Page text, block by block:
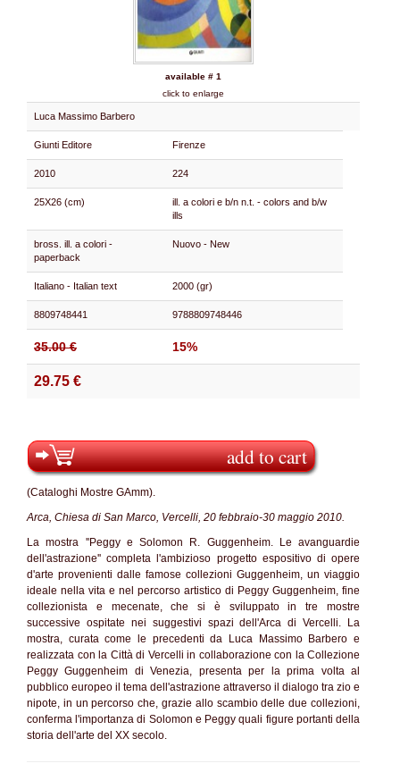
available # 1
click to enlarge
Luca Massimo Barbero
Giunti Editore Firenze
2010 224
25X26 (cm)
ill. a colori e b/n n.t. - colors and b/w
ills
bross. ill. a colori -
paperback
Nuovo - New
Italiano - Italian text 2000 (gr)
8809748441 9788809748446
35.00 € 15%
29.75 €
add to cart
(Cataloghi Mostre GAmm).
Arca, Chiesa di San Marco, Vercelli, 20 febbraio-30 maggio 2010.
La mostra ''Peggy e Solomon R. Guggenheim. Le avanguardie
dell'astrazione'' completa l'ambizioso progetto espositivo di opere
d'arte provenienti dalle famose collezioni Guggenheim, un viaggio
ideale nella vita e nel percorso artistico di Peggy Guggenheim, fine
collezionista e mecenate, che si è sviluppato in tre mostre
successive ospitate nei suggestivi spazi dell'Arca di Vercelli. La
mostra, curata come le precedenti da Luca Massimo Barbero e
realizzata con la Città di Vercelli in collaborazione con la Collezione
Peggy Guggenheim di Venezia, presenta per la prima volta al
pubblico europeo il tema dell'astrazione attraverso il dialogo tra zio e
nipote, in un percorso che, grazie allo scambio delle due collezioni,
conferma l'importanza di Solomon e Peggy quali figure portanti della
storia dell'arte del XX secolo.